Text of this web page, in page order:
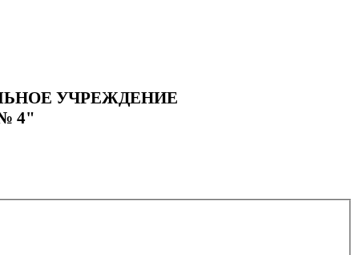
УЧРЕЖДЕНИЕ
4"